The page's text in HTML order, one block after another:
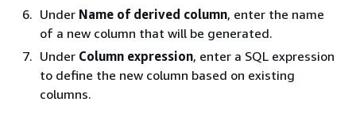
Under Name of derived column, enter the name
of a new column that will be generated.
Under Column expression, enter a SQL expression
to define the new column based on existing
columns.